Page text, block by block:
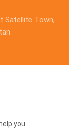
Satellite Town,
you